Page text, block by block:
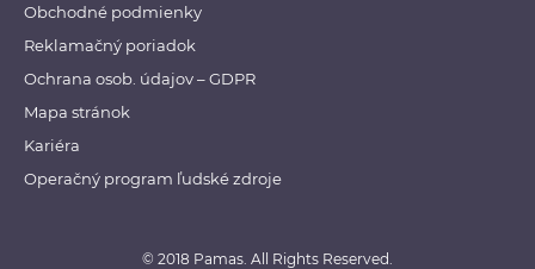
Obchodné podmienky
Reklamačný poriadok
Ochrana osob. údajov – GDPR
Mapa stránok
Kariéra
Operačný program ľudské zdroje
© 2018 Pamas. All Rights Reserved.